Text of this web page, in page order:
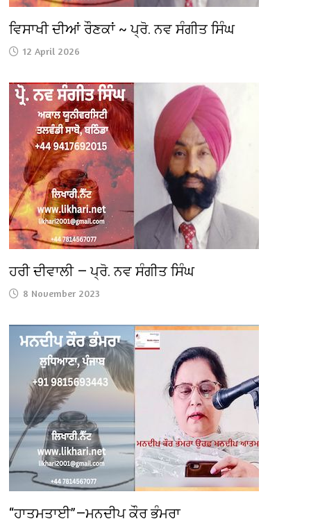
ਵਿਸਾਖੀ ਦੀਆਂ ਰੌਣਕਾਂ ~ ਪ੍ਰੋ. ਨਵ ਸੰਗੀਤ ਸਿੰਘ
12 April 2026
ਹਰੀ ਦੀਵਾਲੀ — ਪ੍ਰੋ. ਨਵ ਸੰਗੀਤ ਸਿੰਘ
8 November 2023
“ਹਾਤਮਤਾਈ”—ਮਨਦੀਪ ਕੌਰ ਭੰਮਰਾ